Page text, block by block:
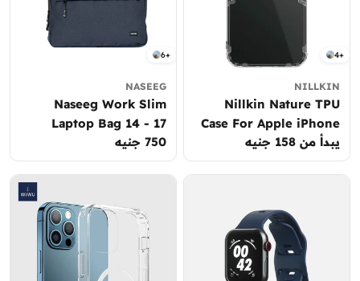
4+
NILLKIN
Nillkin Nature TPU
Case For Apple iPhone
12 / 12 Pro Back Cover
السعر
العادي
يبدأ من 158 جنيه
6+
NASEEG
Naseeg Work Slim
Laptop Bag 14 - 17
inches
السعر
العادي
750 جنيه